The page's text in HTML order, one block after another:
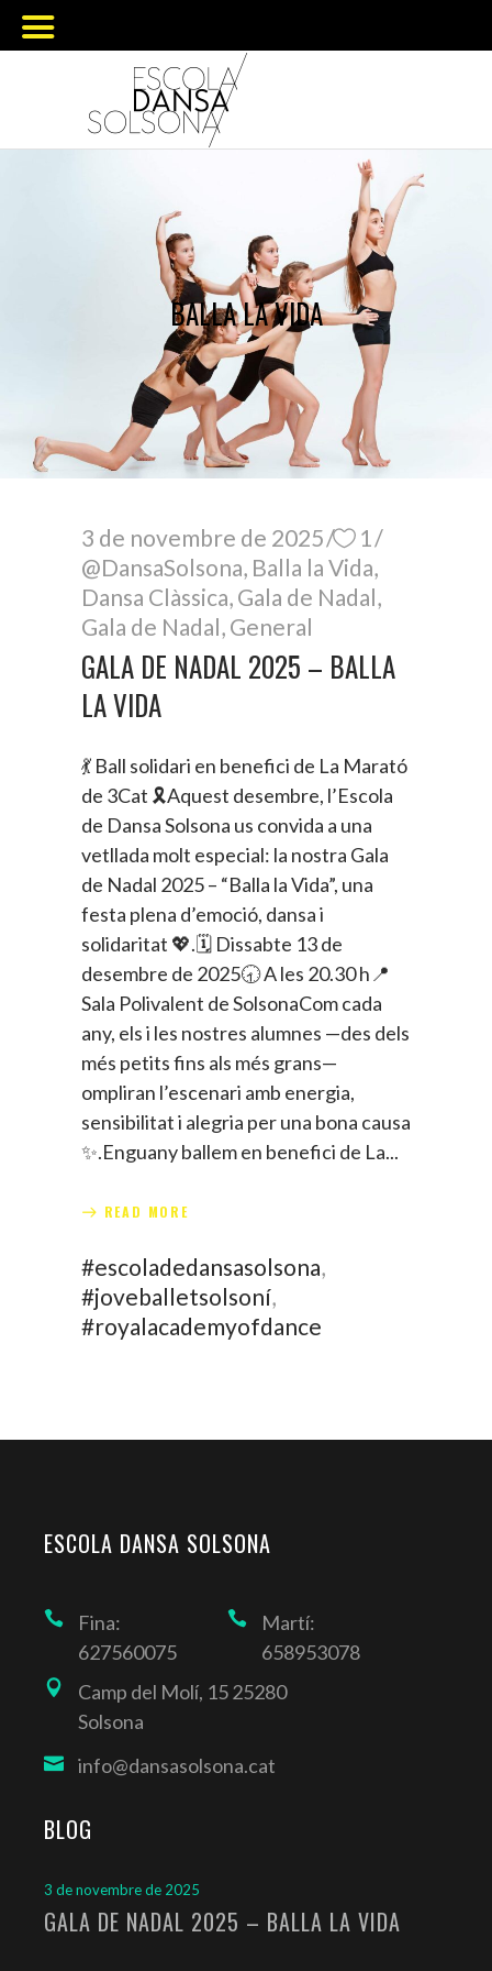
BALLA LA VIDA
3 de novembre de 2025
1
@DansaSolsona, Balla la Vida,
Dansa Clàssica, Gala de Nadal,
Gala de Nadal, General
GALA DE NADAL 2025 – BALLA
LA VIDA
💃 Ball solidari en benefici de La Marató
de 3Cat 🎗️Aquest desembre, l’Escola
de Dansa Solsona us convida a una
vetllada molt especial: la nostra Gala
de Nadal 2025 – “Balla la Vida”, una
festa plena d’emoció, dansa i
solidaritat 💖.🗓️ Dissabte 13 de
desembre de 2025🕣 A les 20.30 h📍
Sala Polivalent de SolsonaCom cada
any, els i les nostres alumnes —des dels
més petits fins als més grans—
ompliran l’escenari amb energia,
sensibilitat i alegria per una bona causa
✨.Enguany ballem en benefici de La
READ MORE
#escoladedansasolsona,
#joveballetsolsoní,
#royalacademyofdance
ESCOLA DANSA SOLSONA
Fina:
627560075
Martí:
658953078
Camp del Molí, 15 25280
Solsona
info@dansasolsona.cat
BLOG
3 de novembre de 2025
GALA DE NADAL 2025 – BALLA LA VIDA